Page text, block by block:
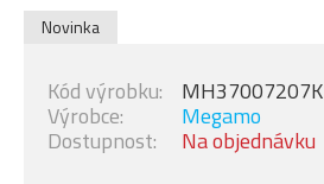
Novinka
Dostupnost: Na objednávku
Výrobce: Megamo
Kód výrobku: MH37007207K